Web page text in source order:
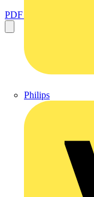
Philips
PDF öffnen